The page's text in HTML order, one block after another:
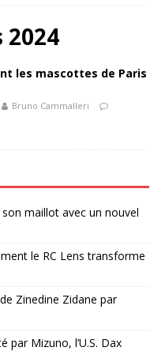
les mascottes de Paris
Bruno Cammalleri
maillot avec un nouvel
le RC Lens transforme
Zinedine Zidane par
par Mizuno, l’U.S. Dax